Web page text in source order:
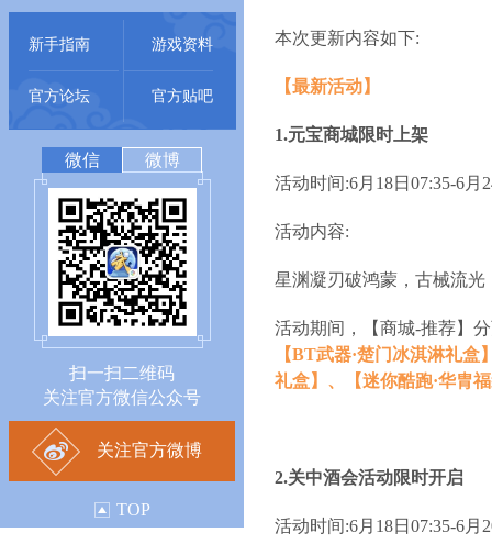
新手指南 游戏资料
官方论坛 官方贴吧
微信 微博
扫一扫二维码
关注官方微信公众号
关注官方微博
TOP
本次更新内容如下:
【最新活动】
1.元宝商城限时上架
活动时间:6月18日07:35-6月
活动内容:
星渊凝刃破鸿蒙，古械流光
活动期间，【商城-推荐】
【BT武器·楚门冰淇淋礼
礼盒】、【迷你酷跑·华胄
2.关中酒会活动限时开启
活动时间:6月18日07:35-6月